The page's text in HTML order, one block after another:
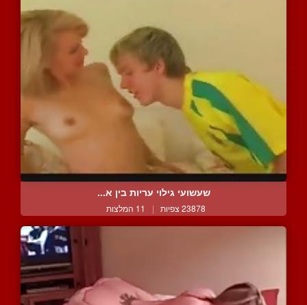
שעשועי גילוי עריות בין א...
23878 צפיות | 11 המלצות